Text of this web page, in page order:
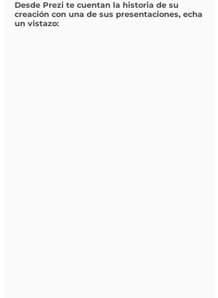
Desde Prezi te cuentan la historia de su
creación con una de sus presentaciones, echa
un vistazo: